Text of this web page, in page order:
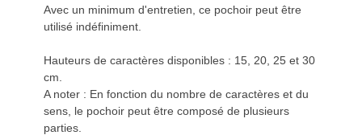
Avec un minimum d'entretien, ce pochoir peut être
utilisé indéfiniment.
Hauteurs de caractères disponibles : 15, 20, 25 et 30
cm.
A noter : En fonction du nombre de caractères et du
sens, le pochoir peut être composé de plusieurs
parties.